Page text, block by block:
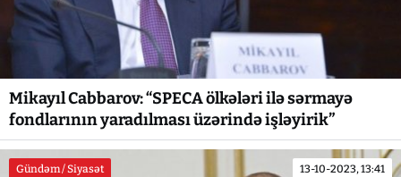
Mikayıl Cabbarov: “SPECA ölkələri ilə sərmayə
fondlarının yaradılması üzərində işləyirik”
Gündəm / Siyasət 13-10-2023, 13:41